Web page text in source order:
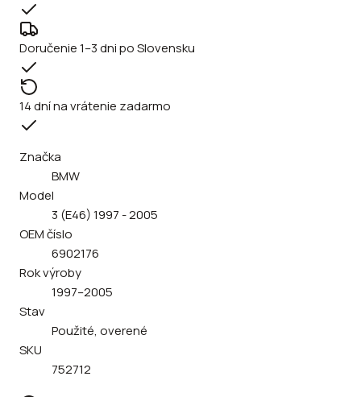
Doručenie 1–3 dni po Slovensku
14 dní na vrátenie zadarmo
Značka
BMW
Model
3 (E46) 1997 - 2005
OEM číslo
6902176
Rok výroby
1997–2005
Stav
Použité, overené
SKU
752712